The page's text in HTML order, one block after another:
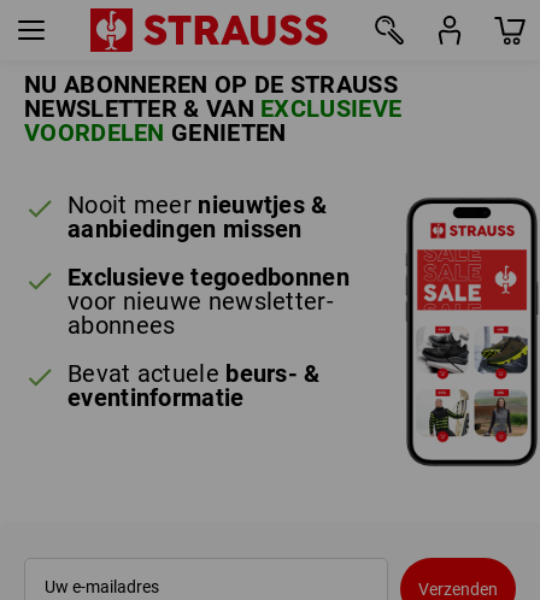
NU ABONNEREN OP DE STRAUSS
NEWSLETTER & VAN EXCLUSIEVE
VOORDELEN GENIETEN
Nooit meer nieuwtjes &
aanbiedingen missen
Exclusieve tegoedbonnen
voor nieuwe newsletter-
abonnees
Bevat actuele beurs- &
eventinformatie
Verzenden